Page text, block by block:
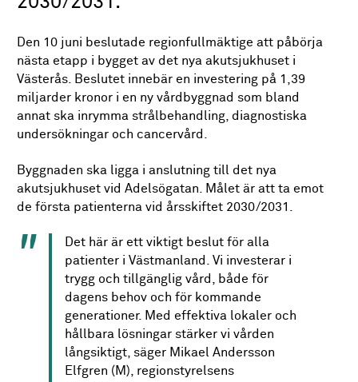
Den 10 juni beslutade regionfullmäktige att påbörja
nästa etapp i bygget av det nya akutsjukhuset i
Västerås. Beslutet innebär en investering på 1,39
miljarder kronor i en ny vårdbyggnad som bland
annat ska inrymma strålbehandling, diagnostiska
undersökningar och cancervård.
Byggnaden ska ligga i anslutning till det nya
akutsjukhuset vid Adelsögatan. Målet är att ta emot
de första patienterna vid årsskiftet 2030/2031.
Det här är ett viktigt beslut för alla
patienter i Västmanland. Vi investerar i
trygg och tillgänglig vård, både för
dagens behov och för kommande
generationer. Med effektiva lokaler och
hållbara lösningar stärker vi vården
långsiktigt, säger Mikael Andersson
Elfgren (M), regionstyrelsens